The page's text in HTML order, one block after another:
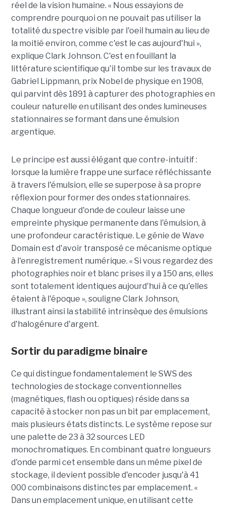
réel de la vision humaine. « Nous essayions de
comprendre pourquoi on ne pouvait pas utiliser la
totalité du spectre visible par l'oeil humain au lieu de
la moitié environ, comme c'est le cas aujourd'hui »,
explique Clark Johnson. C'est en fouillant la
littérature scientifique qu'il tombe sur les travaux de
Gabriel Lippmann, prix Nobel de physique en 1908,
qui parvint dès 1891 à capturer des photographies en
couleur naturelle en utilisant des ondes lumineuses
stationnaires se formant dans une émulsion
argentique.
Le principe est aussi élégant que contre-intuitif :
lorsque la lumière frappe une surface réfléchissante
à travers l'émulsion, elle se superpose à sa propre
réflexion pour former des ondes stationnaires.
Chaque longueur d'onde de couleur laisse une
empreinte physique permanente dans l'émulsion, à
une profondeur caractéristique. Le génie de Wave
Domain est d'avoir transposé ce mécanisme optique
à l'enregistrement numérique. « Si vous regardez des
photographies noir et blanc prises il y a 150 ans, elles
sont totalement identiques aujourd'hui à ce qu'elles
étaient à l'époque », souligne Clark Johnson,
illustrant ainsi la stabilité intrinsèque des émulsions
d'halogénure d'argent.
Sortir du paradigme binaire
Ce qui distingue fondamentalement le SWS des
technologies de stockage conventionnelles
(magnétiques, flash ou optiques) réside dans sa
capacité à stocker non pas un bit par emplacement,
mais plusieurs états distincts. Le système repose sur
une palette de 23 à 32 sources LED
monochromatiques. En combinant quatre longueurs
d'onde parmi cet ensemble dans un même pixel de
stockage, il devient possible d'encoder jusqu'à 41
000 combinaisons distinctes par emplacement. «
Dans un emplacement unique, en utilisant cette